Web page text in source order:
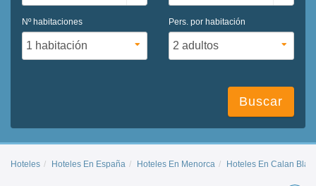
Nº habitaciones Pers. por habitación
Buscar
Hoteles Hoteles En España Hoteles En Menorca Hoteles En Calan